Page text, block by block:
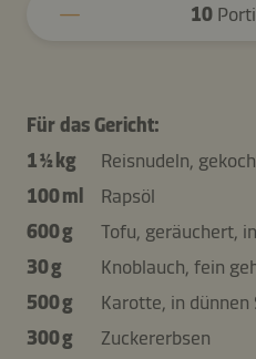
10
Für das Gericht:
1 ½ kg
Reisnudeln,
100 ml
Rapsöl
600 g
Tofu, geräuchert,
30 g
Knoblauch, fein
500 g
Karotte, in dünnen
300 g
Zuckererbsen